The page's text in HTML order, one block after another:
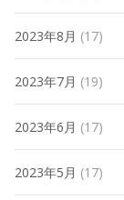
2023年8月 (17)
2023年7月 (19)
2023年6月 (17)
2023年5月 (17)